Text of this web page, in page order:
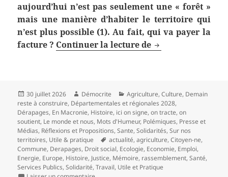
aujourd’hui n’est pas seulement une « forêt »
mais une manière d’habiter le territoire qui
n’est plus possible (1). Au fait, qui va payer la
facture ? Continuer la lecture de Landes de
Publié
le
30 juillet 2026 Auteur
Démocrite Catégories
Agriculture,Culture, Demain
reste à construire, Départementales et régionales 2028,
Dérapages, En Macronie, Histoire, ici on signe, on tracte, on
soutient, Le monde et nous, Mots d'Humeur, Polémiques, Presse et
Médias, Réflexions et Propositions,Sante,Solidarités,Sur nos
territoires, Utile & pratique
Mots-
clés
actualité,agriculture,Citoyen-ne,
Commune, Derapages, Droit social, Ecologie, Economie, Emploi,
Energie, Europe, Histoire, Justice, Mémoire, rassemblement,Santé,
Services Publics,Solidarité,Travail, Utile et Pratique